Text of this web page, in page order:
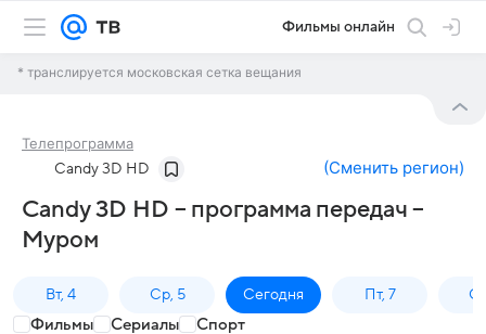
Фильмы онлайн
* транслируется московская сетка вещания
Телепрограмма
Candy 3D HD (Сменить регион)
Candy 3D HD – программа передач –
Муром
Вт, 4 Ср, 5 Сегодня Пт, 7
Фильмы Сериалы Спорт